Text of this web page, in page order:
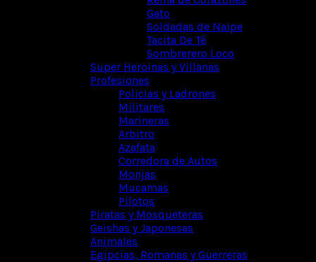
Gato
Soldadas de Naipe
Tacita De Té
Sombrerero Loco
Super Heroinas y Villanas
Profesiones
Policias y Ladrones
Militares
Marineras
Arbitro
Azafata
Corredora de Autos
Monjas
Mucamas
Pilotos
Piratas y Mosqueteras
Geishas y Japonesas
Animales
Egipcias, Romanas y Guerreras